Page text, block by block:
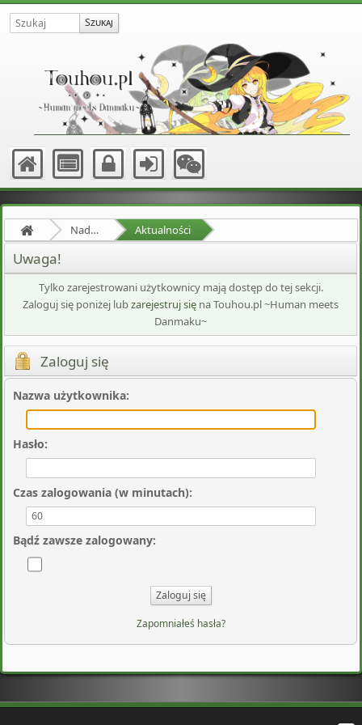
Nadprzyrodzona Granica Aktualności
Uwaga!
Tylko zarejestrowani użytkownicy mają dostęp do tej sekcji.
Zaloguj się poniżej lubzarejestruj się na Touhou.pl ~Human meets
Danmaku~
Zaloguj się
Nazwa użytkownika:
Hasło:
Czas zalogowania (w minutach):
Bądź zawsze zalogowany:
Zapomniałeś hasła?